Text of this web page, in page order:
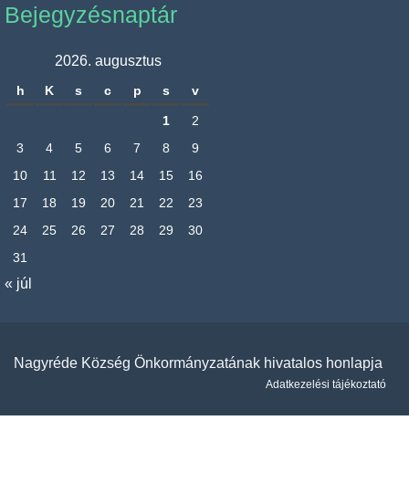
Bejegyzésnaptár
2026. augusztus
h K s c p s v
1
2
3
4 5 6 7 8
9
10
11 12 13 14 15
16
17
18 19 20 21 22
23
24
25 26 27 28 29
30
31
« júl
Nagyréde Község Önkormányzatának hivatalos honlapja
Adatkezelési tájékoztató